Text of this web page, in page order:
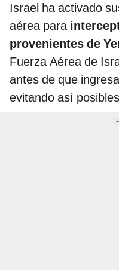
Israel ha activado
aérea para
provenientes de
Fuerza Aérea de
antes de que
evitando así